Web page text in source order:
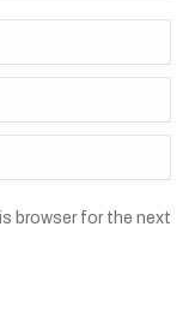
browser for the next